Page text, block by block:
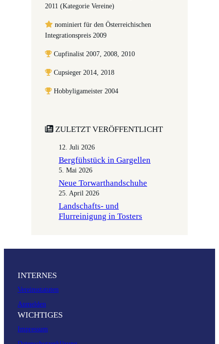
2011 (Kategorie Vereine)
nominiert für den Österreichischen
Integrationspreis 2009
Cupfinalist 2007, 2008, 2010
Cupsieger 2014, 2018
Hobbyligameister 2004
ZULETZT VERÖFFENTLICHT
12. Juli 2026
Bergfühstück in Gargellen
5. Mai 2026
Neue Torwarthandschuhe
25. April 2026
Landschafts- und
Flurreinigung in Tosters
INTERNES
Vereinsstatuten
Anmelden
WICHTIGES
Impressum